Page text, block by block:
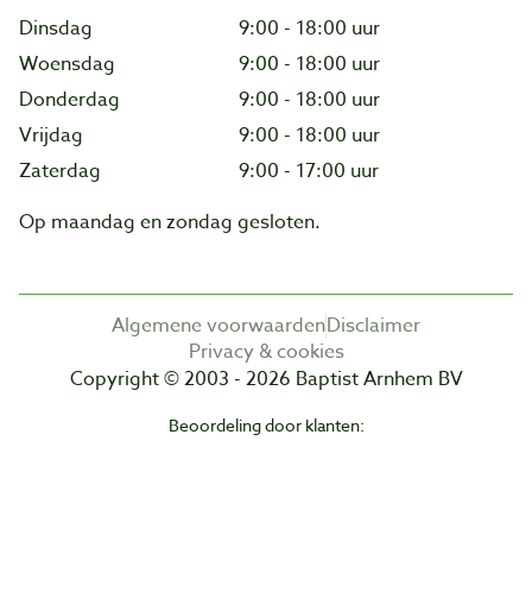
Dinsdag
9:00 - 18:00 uur
Woensdag
9:00 - 18:00 uur
Donderdag
9:00 - 18:00 uur
Vrijdag
9:00 - 18:00 uur
Zaterdag
9:00 - 17:00 uur
Op maandag en zondag gesloten.
Algemene voorwaardenDisclaimer
Privacy & cookies
Copyright © 2003 - 2026 Baptist Arnhem BV
Beoordeling door klanten: